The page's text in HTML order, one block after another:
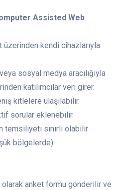
Assisted Web
üzerinden kendi cihazlarıyla
sosyal medya aracılığıyla
katılımcılar veri girer.
kitlelere ulaşılabilir.
sorular eklenebilir.
temsiliyeti sınırlı olabilir
bölgelerde).
olarak anket formu gönderilir ve